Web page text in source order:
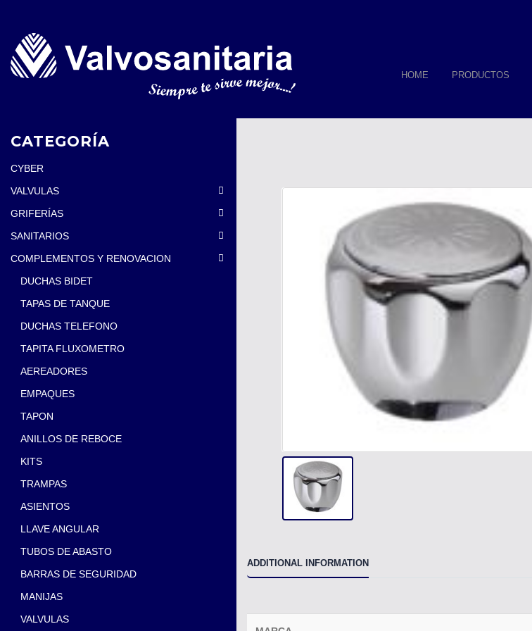
HOME PRODUCTOS
ADDITIONAL INFORMATION
CATEGORÍA
CYBER
VALVULAS
GRIFERÍAS
SANITARIOS
COMPLEMENTOS Y RENOVACION
DUCHAS BIDET
TAPAS DE TANQUE
DUCHAS TELEFONO
TAPITA FLUXOMETRO
AEREADORES
EMPAQUES
TAPON
ANILLOS DE REBOCE
KITS
TRAMPAS
ASIENTOS
LLAVE ANGULAR
TUBOS DE ABASTO
BARRAS DE SEGURIDAD
MANIJAS
VALVULAS